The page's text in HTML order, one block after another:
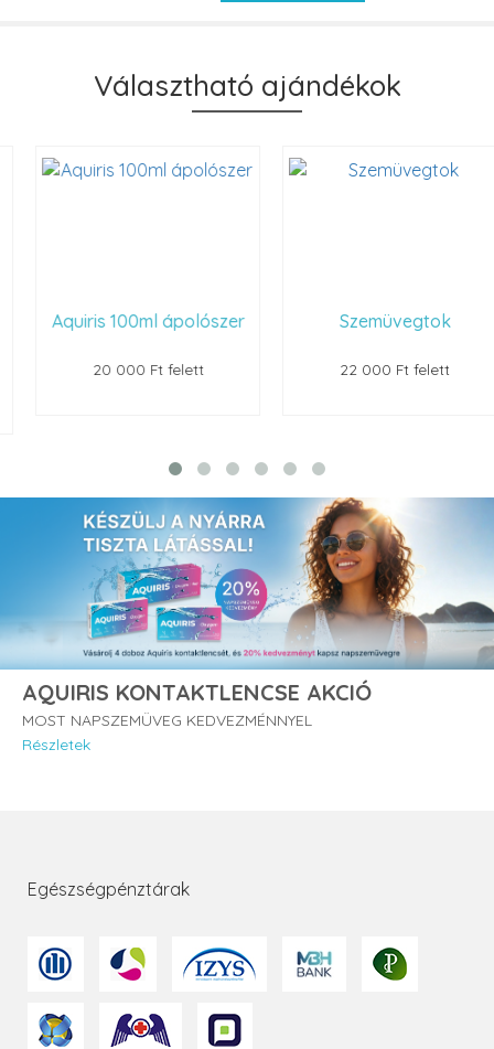
Választható ajándékok
Aquiris 100ml ápolószer
20 000 Ft felett
Szemüvegtok
22 000 Ft felett
AQUIRIS KONTAKTLENCSE AKCIÓ
MOST NAPSZEMÜVEG KEDVEZMÉNNYEL
Részletek
Egészségpénztárak